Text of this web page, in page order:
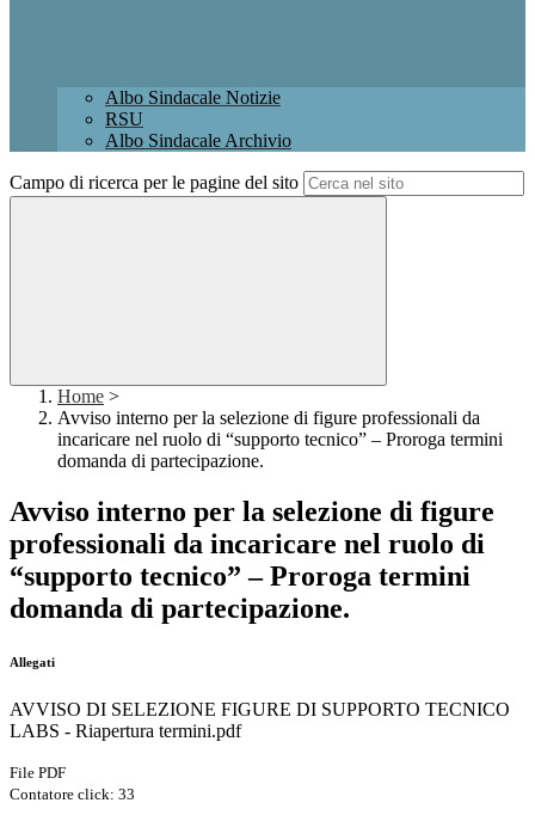
Albo Sindacale Notizie
RSU
Albo Sindacale Archivio
Campo di ricerca per le pagine del sito
Home >
Avviso interno per la selezione di figure professionali da
incaricare nel ruolo di “supporto tecnico” – Proroga termini
domanda di partecipazione.
Avviso interno per la selezione di figure
professionali da incaricare nel ruolo di
“supporto tecnico” – Proroga termini
domanda di partecipazione.
Allegati
AVVISO DI SELEZIONE FIGURE DI SUPPORTO TECNICO
LABS - Riapertura termini.pdf
File PDF
Contatore click: 33